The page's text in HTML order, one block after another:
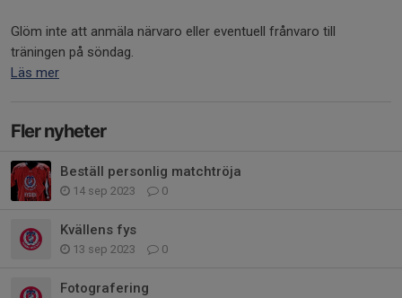
Glöm inte att anmäla närvaro eller eventuell frånvaro till
träningen på söndag.
Läs mer
Fler nyheter
Beställ personlig matchtröja
14 sep 2023 0
Kvällens fys
13 sep 2023 0
Fotografering